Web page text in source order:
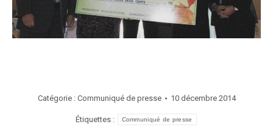
Catégorie : Communiqué de presse 10 décembre 2014
Étiquettes : Communiqué de presse